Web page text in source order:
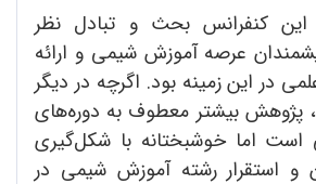
این کنفرانس بحث و تبادل نظر
عرصه آموزش شیمی و ارائه
در این زمینه بود. اگرچه در دیگر
پژوهش بیشتر معطوف به دوره‌های
است اما خوشبختانه با شکل‌گیری
و استقرار رشته‌ آموزش شیمی در